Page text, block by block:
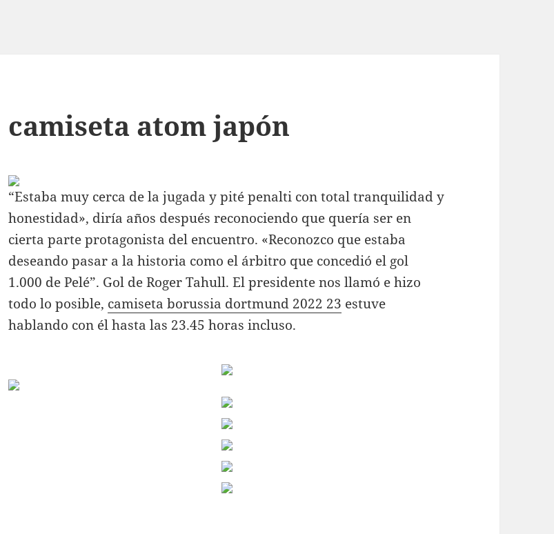
camiseta atom japón
“Estaba muy cerca de la jugada y pité penalti con total tranquilidad y
honestidad», diría años después reconociendo que quería ser en
cierta parte protagonista del encuentro. «Reconozco que estaba
deseando pasar a la historia como el árbitro que concedió el gol
1.000 de Pelé”. Gol de Roger Tahull. El presidente nos llamó e hizo
todo lo posible, camiseta borussia dortmund 2022 23 estuve
hablando con él hasta las 23.45 horas incluso.